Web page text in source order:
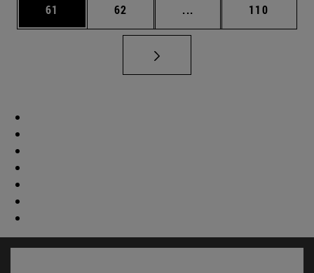
Página
61 Página
62 ... Páginas intermedias
Página
110